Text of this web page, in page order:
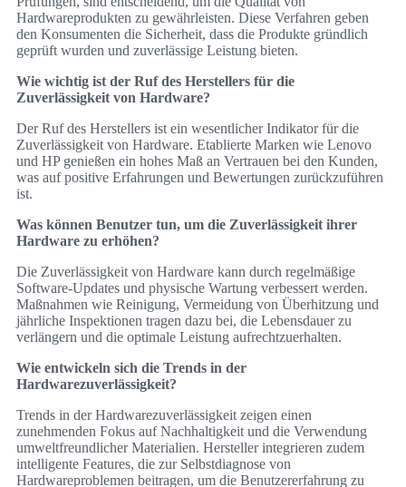
Hardwareprodukten zu gewährleisten. Diese Verfahren geben
den Konsumenten die Sicherheit, dass die Produkte gründlich
geprüft wurden und zuverlässige Leistung bieten.
Wie wichtig ist der Ruf des Herstellers für die
Zuverlässigkeit von Hardware?
Der Ruf des Herstellers ist ein wesentlicher Indikator für die
Zuverlässigkeit von Hardware. Etablierte Marken wie Lenovo
und HP genießen ein hohes Maß an Vertrauen bei den Kunden,
was auf positive Erfahrungen und Bewertungen zurückzuführen
ist.
Was können Benutzer tun, um die Zuverlässigkeit ihrer
Hardware zu erhöhen?
Die Zuverlässigkeit von Hardware kann durch regelmäßige
Software-Updates und physische Wartung verbessert werden.
Maßnahmen wie Reinigung, Vermeidung von Überhitzung und
jährliche Inspektionen tragen dazu bei, die Lebensdauer zu
verlängern und die optimale Leistung aufrechtzuerhalten.
Wie entwickeln sich die Trends in der
Hardwarezuverlässigkeit?
Trends in der Hardwarezuverlässigkeit zeigen einen
zunehmenden Fokus auf Nachhaltigkeit und die Verwendung
umweltfreundlicher Materialien. Hersteller integrieren zudem
intelligente Features, die zur Selbstdiagnose von
Hardwareproblemen beitragen, um die Benutzererfahrung zu